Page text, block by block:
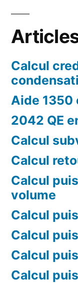
Calcul
Aide 1350
2042 QE
Calcul
Calcul
Calcul
volume
Calcul
Calcul
Calcul
Calcul